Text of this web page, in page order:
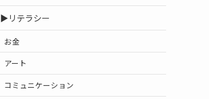
▶リテラシー
お金
アート
コミュニケーション